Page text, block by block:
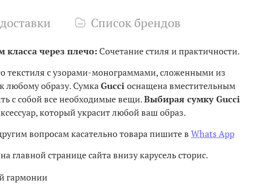
Список брендов
через плечо: Сочетание стиля и практичности.
текстиля с узорами-монограммами, сложенными из
любому образу. СумкаGucci оснащена вместительным
с собой все необходимые вещи.Выбирая сумку Gucci
который украсит любой ваш образ.
вопросам касательно товара пишите в Whats App
главной странице сайта внизу карусель сторис.
гармонии